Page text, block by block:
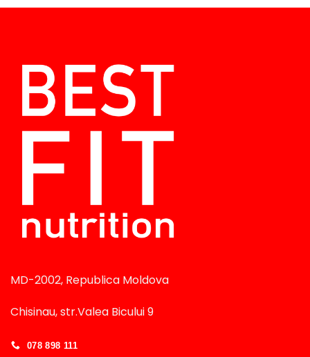
MD-2002, Republica Moldova
Chisinau, str.Valea Bicului 9
078 898 111